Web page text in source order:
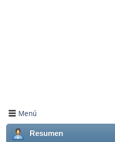
Menú
Resumen